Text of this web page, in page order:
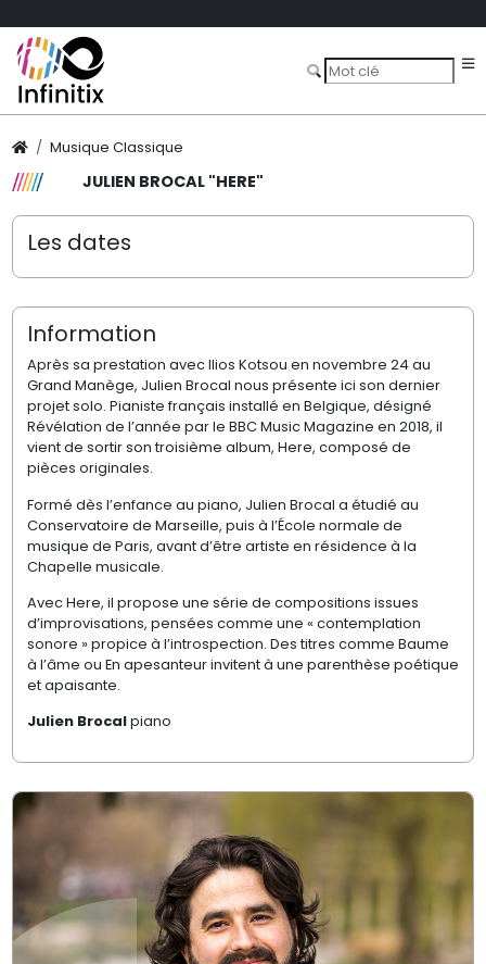
Musique Classique
JULIEN BROCAL "HERE"
Les dates
Information
Après sa prestation avec Ilios Kotsou en novembre 24 au
Grand Manège, Julien Brocal nous présente ici son dernier
projet solo. Pianiste français installé en Belgique, désigné
Révélation de l’année par le BBC Music Magazine en 2018, il
vient de sortir son troisième album, Here, composé de
pièces originales.
Formé dès l’enfance au piano, Julien Brocal a étudié au
Conservatoire de Marseille, puis à l’École normale de
musique de Paris, avant d’être artiste en résidence à la
Chapelle musicale.
Avec Here, il propose une série de compositions issues
d’improvisations, pensées comme une « contemplation
sonore » propice à l’introspection. Des titres comme Baume
à l’âme ou En apesanteur invitent à une parenthèse poétique
et apaisante.
Julien Brocalpiano